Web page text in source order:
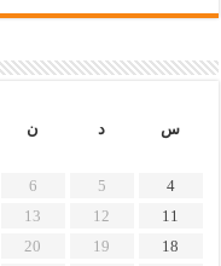
س
د ن
4
5
6
11
12
13
18
19
20